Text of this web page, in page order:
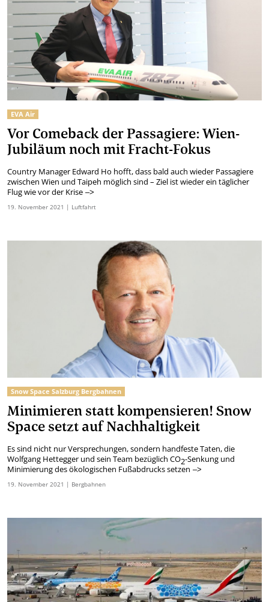
EVA Air
Vor Comeback der Passagiere: Wien-
Jubiläum noch mit Fracht-Fokus
Country Manager Edward Ho hofft, dass bald auch wieder Passagiere
zwischen Wien und Taipeh möglich sind – Ziel ist wieder ein täglicher
Flug wie vor der Krise–>
19. November2021 | Luftfahrt
Snow Space Salzburg Bergbahnen
Minimieren statt kompensieren! Snow
Space setzt auf Nachhaltigkeit
Es sind nicht nur Versprechungen, sondern handfeste Taten, die
Wolfgang Hettegger und sein Team bezüglich CO2-Senkung und
Minimierung des ökologischen Fußabdrucks setzen –>
19. November2021 | Bergbahnen